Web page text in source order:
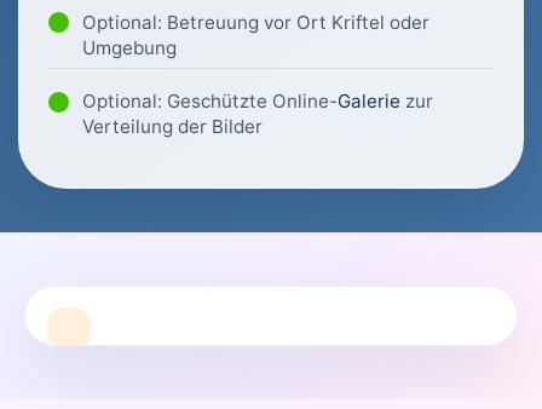
Optional: Betreuung vor Ort Kriftel oder
Umgebung
Optional: Geschützte Online-Galerie zur
Verteilung der Bilder